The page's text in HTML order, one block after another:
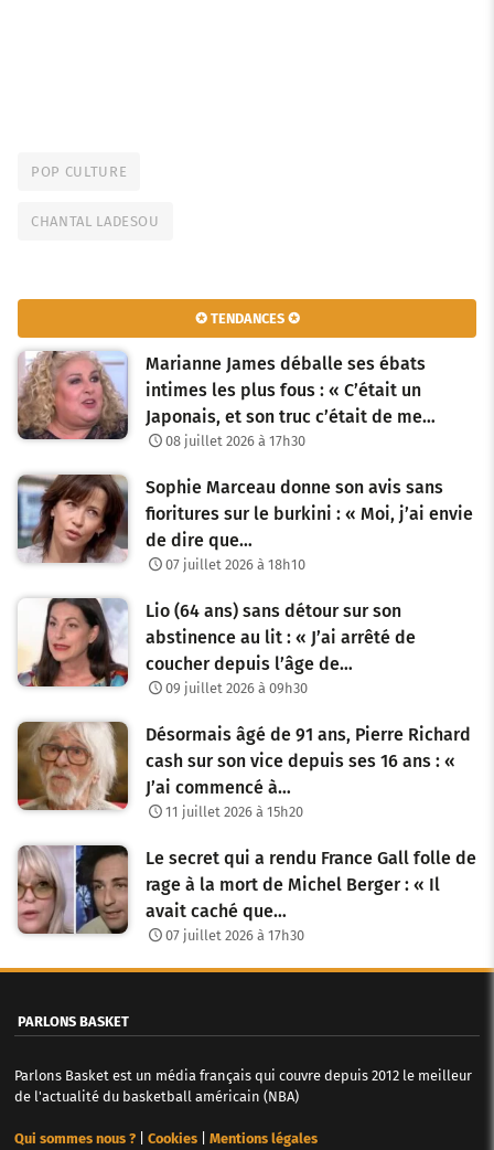
POP CULTURE
CHANTAL LADESOU
✪ TENDANCES ✪
Marianne James déballe ses ébats
intimes les plus fous : « C’était un
Japonais, et son truc c’était de me…
08 juillet 2026 à 17h30
Sophie Marceau donne son avis sans
fioritures sur le burkini : « Moi, j’ai envie
de dire que…
07 juillet 2026 à 18h10
Lio (64 ans) sans détour sur son
abstinence au lit : « J’ai arrêté de
coucher depuis l’âge de…
09 juillet 2026 à 09h30
Désormais âgé de 91 ans, Pierre Richard
cash sur son vice depuis ses 16 ans : «
J’ai commencé à…
11 juillet 2026 à 15h20
Le secret qui a rendu France Gall folle de
rage à la mort de Michel Berger : « Il
avait caché que…
07 juillet 2026 à 17h30
PARLONS BASKET
Parlons Basket est un média français qui couvre depuis 2012 le meilleur
de l'actualité du basketball américain (NBA)
Qui sommes nous ?| Cookies| Mentions légales